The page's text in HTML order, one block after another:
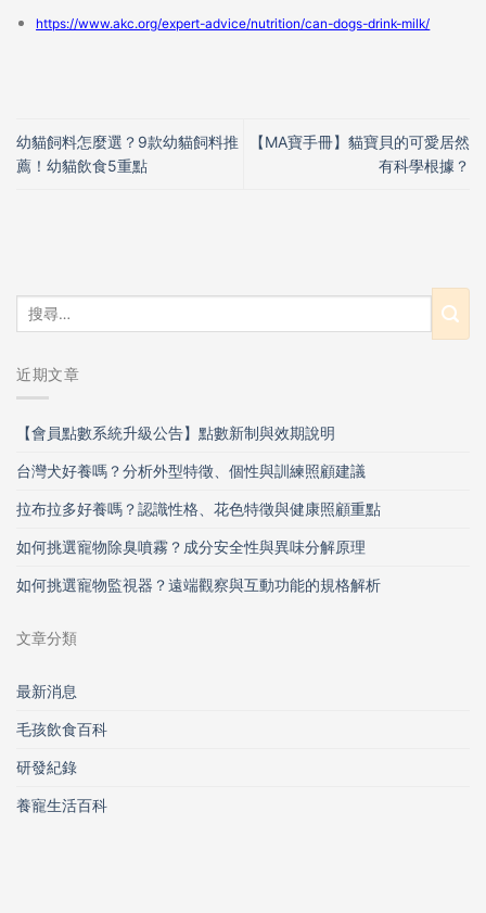
近期文章
【會員點數系統升級公告】點數新制與效期說明
台灣犬好養嗎？分析外型特徵、個性與訓練照顧建議
拉布拉多好養嗎？認識性格、花色特徵與健康照顧重點
如何挑選寵物除臭噴霧？成分安全性與異味分解原理
如何挑選寵物監視器？遠端觀察與互動功能的規格解析
文章分類
最新消息
毛孩飲食百科
研發紀錄
養寵生活百科
https://www.akc.org/expert-advice/nutrition/can-dogs-drink-milk/
幼貓飼料怎麼選？9款幼貓飼料推
薦！幼貓飲食5重點
【MA寶手冊】貓寶貝的可愛居然
有科學根據？